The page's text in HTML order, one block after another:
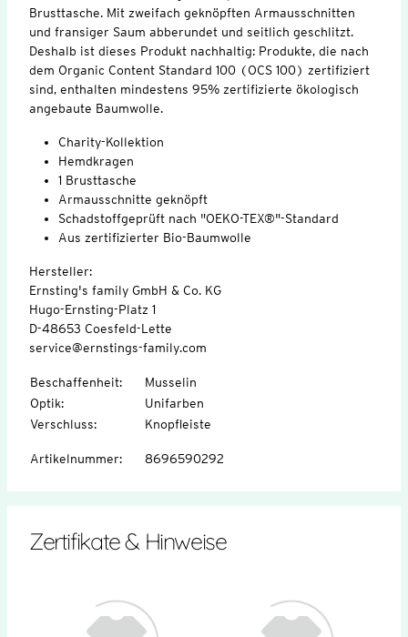
Brusttasche. Mit zweifach geknöpften Armausschnitten
und fransiger Saum abberundet und seitlich geschlitzt.
Deshalb ist dieses Produkt nachhaltig: Produkte, die nach
dem Organic Content Standard 100 (OCS 100) zertifiziert
sind, enthalten mindestens 95% zertifizierte ökologisch
angebaute Baumwolle.
Charity-Kollektion
Hemdkragen
1 Brusttasche
Armausschnitte geknöpft
Schadstoffgeprüft nach "OEKO-TEX®"-Standard
Aus zertifizierter Bio-Baumwolle
Hersteller:
Ernsting's family GmbH & Co. KG
Hugo-Ernsting-Platz 1
D-48653 Coesfeld-Lette
service@ernstings-family.com
Beschaffenheit:
Musselin
Optik:
Unifarben
Verschluss: Knopfleiste
Artikelnummer: 8696590292
Zertifikate & Hinweise